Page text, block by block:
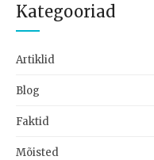
Kategooriad
Artiklid
Blog
Faktid
Mõisted